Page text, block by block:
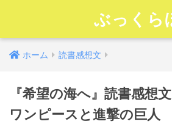
ぶっくら
ホーム 読書感想文
『希望の海へ』読書感想
ワンピースと進撃の巨人